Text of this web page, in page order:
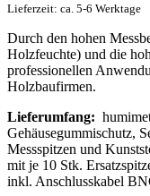
Lieferzeit: ca. 5-6 Werktage
Durch den hohen
Holzfeuchte) und die
professionellen
Holzbaufirmen.
Lieferumfang:
Gehäusegummischutz,
Messspitzen und
mit je 10 Stk.
inkl. Anschlusskabel